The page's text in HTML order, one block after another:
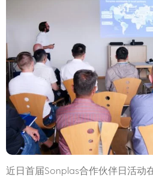
近日首届Sonplas合作伙伴日活动